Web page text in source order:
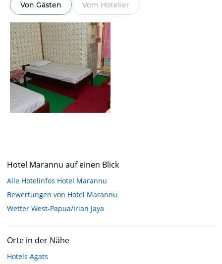
Von Gästen Vom Hotelier
Hotel Marannu auf einen Blick
Alle Hotelinfos Hotel Marannu
Bewertungen von Hotel Marannu
Wetter West-Papua/Irian Jaya
Orte in der Nähe
Hotels Agats